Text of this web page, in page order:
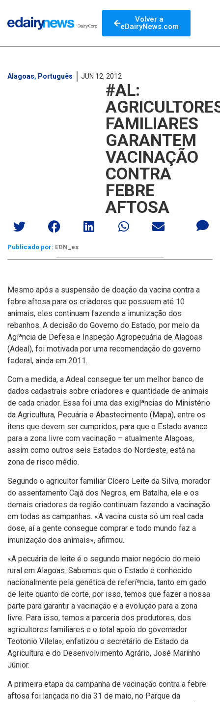
Volver a
eDairyNews.com
Alagoas, Português JUN 12, 2012
#AL:
FAMILIARES
GARANTEM
VACINAÇÃO
CONTRA
FEBRE
AFTOSA
Publicado por: EDN_es
Mesmo após a suspensão de doação da vacina contra a
febre aftosa para os criadores que possuem até 10
animais, eles continuam fazendo a imunização dos
rebanhos. A decisão do Governo do Estado, por meio da
Agíªncia de Defesa e Inspeção Agropecuária de Alagoas
(Adeal), foi motivada por uma recomendação do governo
federal, ainda em 2011.
Com a medida, a Adeal consegue ter um melhor banco de
dados cadastrais sobre criadores e quantidade de animais
de cada criador. Essa foi uma das exigíªncias do Ministério
da Agricultura, Pecuária e Abastecimento (Mapa), entre os
itens que devem ser cumpridos, para que o Estado avance
para a zona livre com vacinação – atualmente Alagoas,
assim como outros seis Estados do Nordeste, está na
zona de risco médio.
Segundo o agricultor familiar Cí­cero Leite da Silva, morador
do assentamento Cajá dos Negros, em Batalha, ele e os
demais criadores da região continuam fazendo a vacinação
em todas as campanhas. «A vacina custa só um real cada
dose, aí­ a gente consegue comprar e todo mundo faz a
imunização dos animais», afirmou.
«A pecuária de leite é o segundo maior negócio do meio
rural em Alagoas. Sabemos que o Estado é conhecido
nacionalmente pela genética de referíªncia, tanto em gado
de leite quanto de corte, por isso, temos que fazer a nossa
parte para garantir a vacinação e a evolução para a zona
livre. Para isso, temos a parceria dos produtores, dos
agricultores familiares e o total apoio do governador
Teotonio Vilela», enfatizou o secretário de Estado da
Agricultura e do Desenvolvimento Agrário, José Marinho
Júnior.
A primeira etapa da campanha de vacinação contra a febre
aftosa foi lançada no dia 31 de maio, no Parque da